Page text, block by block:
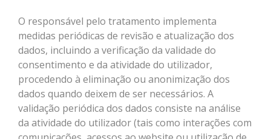
O responsável pelo tratamento implementa
medidas periódicas de revisão e atualização dos
dados, incluindo a verificação da validade do
consentimento e da atividade do utilizador,
procedendo à eliminação ou anonimização dos
dados quando deixem de ser necessários. A
validação periódica dos dados consiste na análise
da atividade do utilizador (tais como interações com